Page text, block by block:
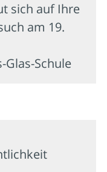
sich auf Ihre
am 19.
Schule